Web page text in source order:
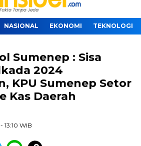
NASIONAL EKONOMI TEKNOLOGI
Sumenep : Sisa
2024
KPU Sumenep Setor
Kas Daerah
- 13:10 WIB